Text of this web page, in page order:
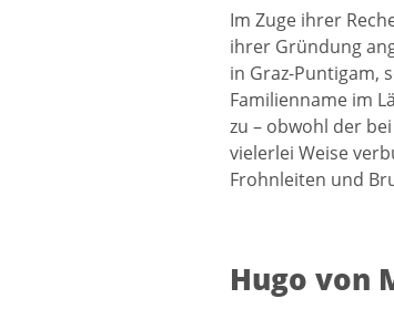
Im Zuge ihrer
ihrer Gründung
in Graz-Puntigam,
Familienname im
zu – obwohl der
vielerlei Weise
Frohnleiten und
Hugo von